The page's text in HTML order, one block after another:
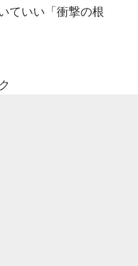
ていい「衝撃の根